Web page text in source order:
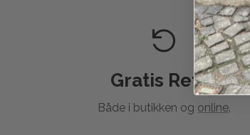
Gratis Retur
Både i butikken og online.